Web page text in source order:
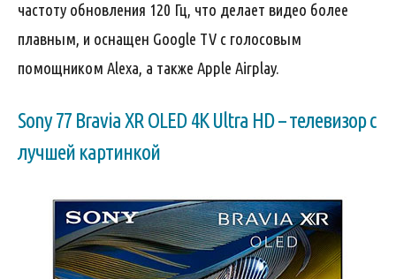
частоту обновления 120 Гц, что делает видео более
плавным, и оснащен Google TV с голосовым
помощником Alexa, а также Apple Airplay.
Sony 77 Bravia XR OLED 4K Ultra HD – телевизор с
лучшей картинкой